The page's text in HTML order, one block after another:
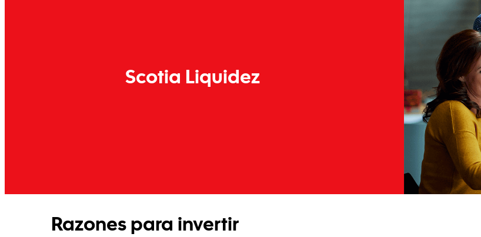
Scotia Liquidez
Razones para invertir